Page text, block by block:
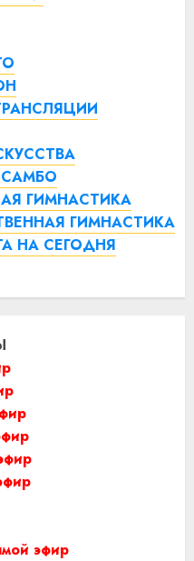
ГИМНАСТИКА
ГИМНАСТИКА
НА СЕГОДНЯ
эфир